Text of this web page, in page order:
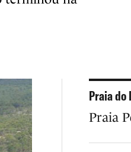
Praia do
Praia